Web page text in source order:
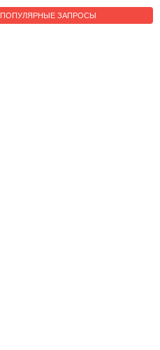
ПОПУЛЯРНЫЕ ЗАПРОСЫ